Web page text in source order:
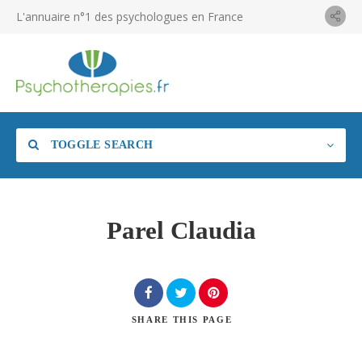
L'annuaire n°1 des psychologues en France
TOGGLE SEARCH
Parel Claudia
SHARE THIS PAGE